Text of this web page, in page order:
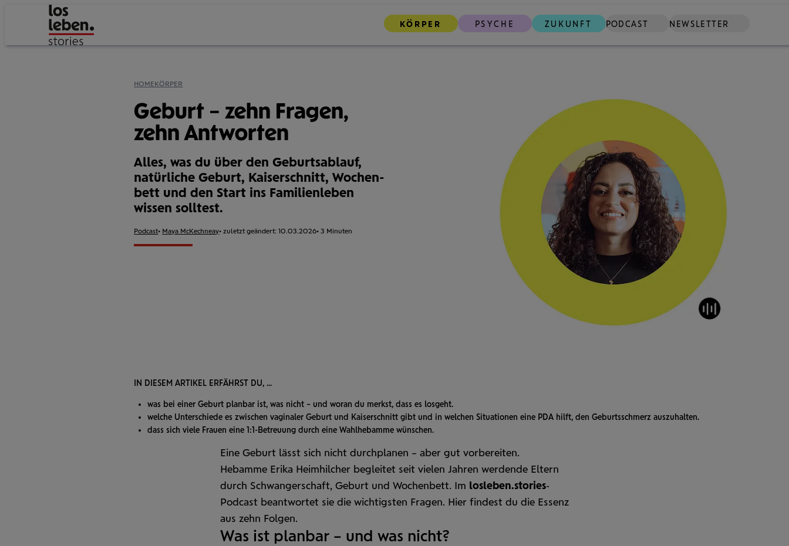
KÖRPER PSYCHE ZUKUNFT PODCAST NEWSLETTER
HOMEKÖRPER
Geburt – zehn Fragen,
zehn Antworten
Alles, was du über den Geburts­ablauf,
natürliche Geburt, Kaiser­schnitt, Wochen­
bett und den Start ins Familien­leben
wissen solltest.
Format:
Podcast Autor:
Maya McKechneay zuletzt geändert: 10.03.2026 Lesezeit:
3 Minuten
IN DIESEM ARTIKEL ERFÄHRST DU, ...
was bei einer Geburt planbar ist, was nicht – und woran du merkst, dass es losgeht.
welche Unterschiede es zwischen vaginaler Geburt und Kaiser­schnitt gibt und in welchen Situationen eine PDA hilft, den Geburts­schmerz auszuhalten.
dass sich viele Frauen eine 1:1-Betreuung durch eine Wahl­hebamme wünschen.
Eine Geburt lässt sich nicht durchplanen – aber gut vorbereiten.
Hebamme Erika Heimhilcher begleitet seit vielen Jahren werdende Eltern
durch Schwanger­schaft, Geburt und Wochen­bett. Im losleben.stories-
Podcast beantwortet sie die wichtigsten Fragen. Hier findest du die Essenz
aus zehn Folgen.
Was ist planbar – und was nicht?